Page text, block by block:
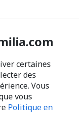
certaines
des
Vous
vous
Politique en